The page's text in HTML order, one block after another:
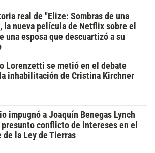
real de "Elize: Sombras de una
la nueva película de Netflix sobre el
una esposa que descuartizó a su
Lorenzetti se metió en el debate
inhabilitación de Cristina Kirchner
impugnó a Joaquín Benegas Lynch
presunto conflicto de intereses en el
de la Ley de Tierras